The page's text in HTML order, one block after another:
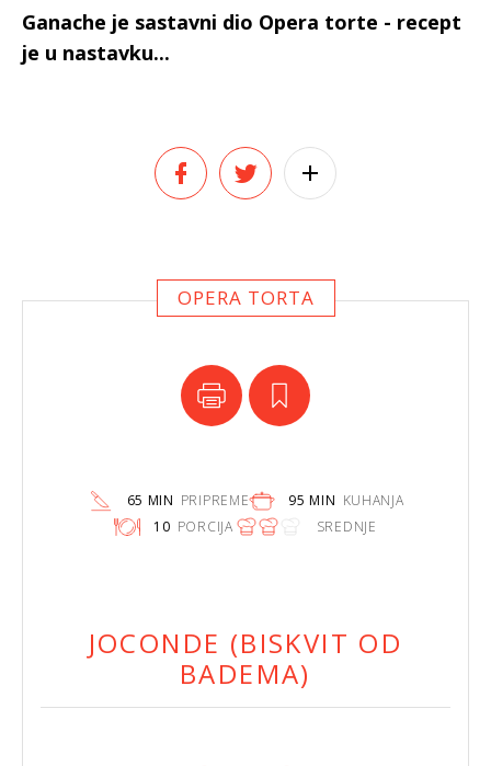
Ganache je sastavni dio Opera torte - recept
je u nastavku...
OPERA TORTA
65 MIN PRIPREME 95 MIN KUHANJA
10 PORCIJA SREDNJE
JOCONDE (BISKVIT OD
BADEMA)